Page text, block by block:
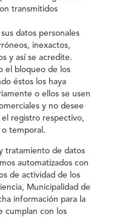
transmitidos
datos personales
inexactos,
y así se acredite.
el bloqueo de los
éstos los haya
o ellos se usen
y no desee
registro respectivo,
temporal.
tratamiento de datos
automatizados con
de actividad de los
Municipalidad de
información para la
cumplan con los